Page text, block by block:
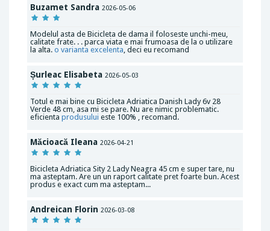
Buzamet Sandra 2026-05-06
Modelul asta de Bicicleta de dama il foloseste unchi-meu,
calitate frate. . . parca viata e mai frumoasa de la o utilizare
la alta. o varianta excelenta, deci eu recomand
Șurleac Elisabeta 2026-05-03
Totul e mai bine cu Bicicleta Adriatica Danish Lady 6v 28
Verde 48 cm, asa mi se pare. Nu are nimic problematic.
eficienta produsului este 100% , recomand.
Măcioacă Ileana 2026-04-21
Bicicleta Adriatica Sity 2 Lady Neagra 45 cm e super tare, nu
ma asteptam. Are un un raport calitate pret foarte bun. Acest
produs e exact cum ma asteptam...
Andreican Florin 2026-03-08